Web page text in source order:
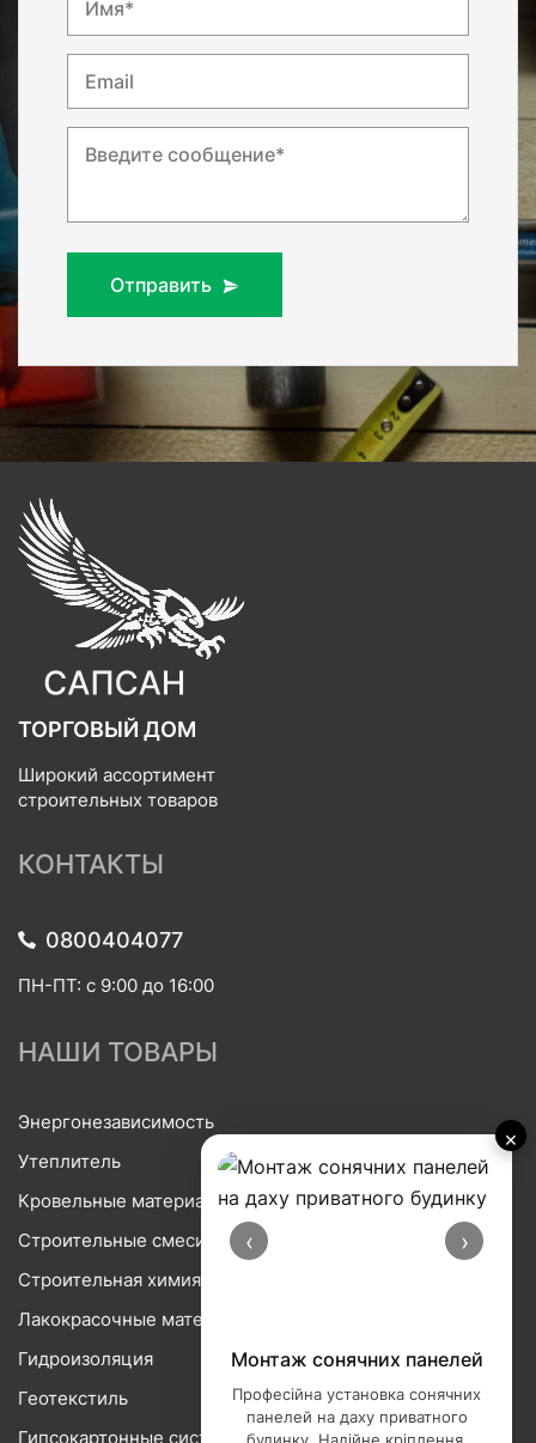
×
‹ ›
Порізка базальтової вати
Професійна порізка базальтової
вати — точна нарізка утеплювача
Имя*
Email
Введите сообщение*
Отправить
ТОРГОВЫЙ ДОМ
Широкий ассортимент
строительных товаров
КОНТАКТЫ
0800404077
ПН-ПТ: с 9:00 до 16:00
НАШИ ТОВАРЫ
Энергонезависимость
Утеплитель
Кровельные материалы
Строительные смеси
Строительная химия
Лакокрасочные материалы
Гидроизоляция
Геотекстиль
Гипсокартонные системы